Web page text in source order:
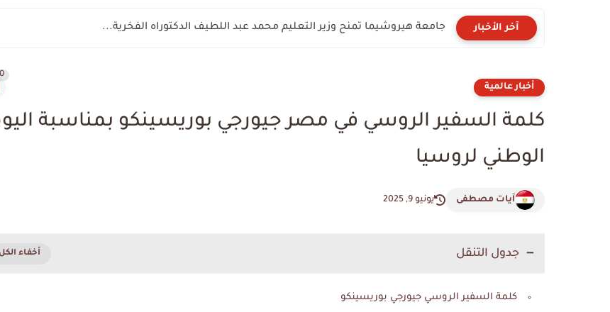
آخر الأخبار جامعة هيروشيما تمنح وزير التعليم محمد عبد اللطيف الدكتوراه الفخرية...
أخبار عالمية
0
كلمة السفير الروسي في مصر جيورجي بوريسينكو بمناسبة
الوطني لروسيا
آيات مصطفى يونيو 9, 2025
جدول التنقل
كلمة السفير الروسي جيورجي بوريسينكو